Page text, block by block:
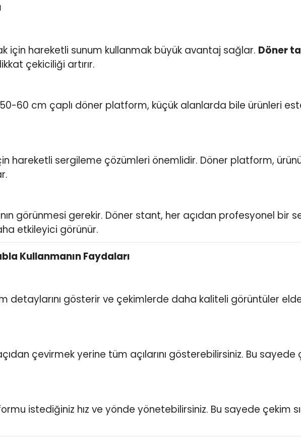
için hareketli sunum kullanmak büyük avantaj sağlar. Döner
çekiciliği artırır.
50-60 cm çaplı döner platform, küçük alanlarda bile ürünleri
hareketli sergileme çözümleri önemlidir. Döner platform,
görünmesi gerekir. Döner stant, her açıdan profesyonel bir
etkileyici görünür.
Kullanmanın Faydaları
detaylarını gösterir ve çekimlerde daha kaliteli görüntüler
çevirmek yerine tüm açılarını gösterebilirsiniz. Bu sayede
istediğiniz hız ve yönde yönetebilirsiniz. Bu sayede çekim